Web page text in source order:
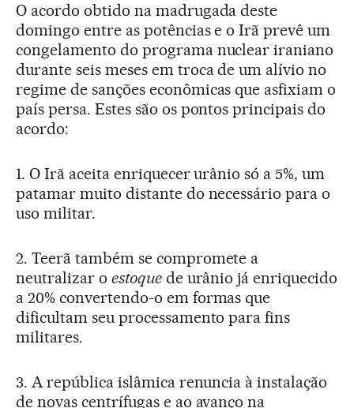
O acordo obtido na madrugada deste
domingo entre as potências e o Irã prevê um
congelamento do programa nuclear iraniano
durante seis meses em troca de um alívio no
regime de sanções econômicas que asfixiam o
país persa. Estes são os pontos principais do
acordo:
1. O Irã aceita enriquecer urânio só a 5%, um
patamar muito distante do necessário para o
uso militar.
2. Teerã também se compromete a
neutralizar o estoquede urânio já enriquecido
a 20% convertendo-o em formas que
dificultam seu processamento para fins
militares.
3. A república islâmica renuncia à instalação
de novas centrífugas e ao avanço na